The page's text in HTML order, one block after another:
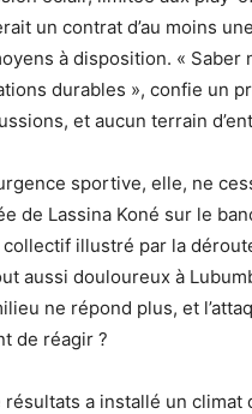
un contrat d’au moins
à disposition. « Saber
durables », confie un
et aucun terrain
sportive, elle, ne
de Lassina Koné sur le
illustré par la
aussi douloureux à
ne répond plus, et
de réagir ?
a installé un climat